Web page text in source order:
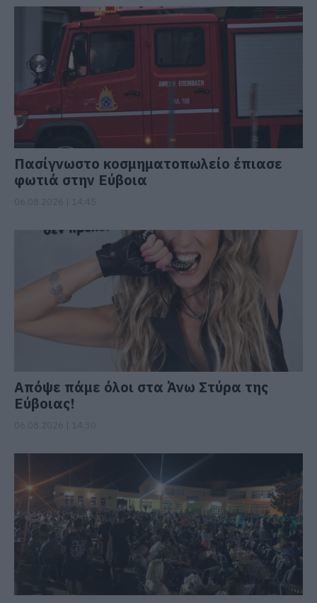
Πασίγνωστο κοσμηματοπωλείο έπιασε
φωτιά στην Εύβοια
Απόψε πάμε όλοι στα Άνω Στύρα της
Εύβοιας!